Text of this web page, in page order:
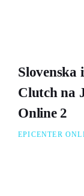
Slovenska
Clutch na
Online 2
EPICENTER